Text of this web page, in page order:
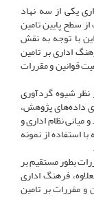
یکی از سه نهاد
سطح پایین تامین
با توجه به نقش
اداری بر تامین
قوانین و مقررات
شیوه گردآوری
داده‌های پژوهش،
مدیران ارشد و میانی نظام اداری و
استفاده از نمونه
بطور مستقیم بر
فرهنگ اداری
و مقررات بر تامین